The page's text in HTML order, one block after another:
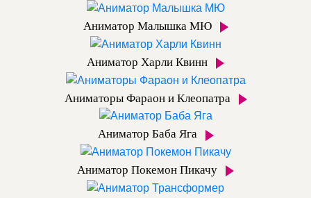
Аниматор Малышка МЮ
Аниматор Харли Квинн
Аниматоры Фараон и Клеопатра
Аниматор Баба Яга
Аниматор Покемон Пикачу